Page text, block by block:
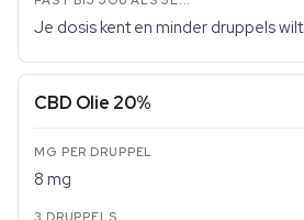
Je dosis kent en minder druppels wilt
CBD Olie 20%
8 mg